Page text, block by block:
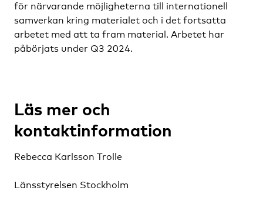
för närvarande möjligheterna till internationell
samverkan kring materialet och i det fortsatta
arbetet med att ta fram material. Arbetet har
påbörjats under Q3 2024.
Läs mer och
kontaktinformation
Rebecca Karlsson Trolle
Länsstyrelsen Stockholm